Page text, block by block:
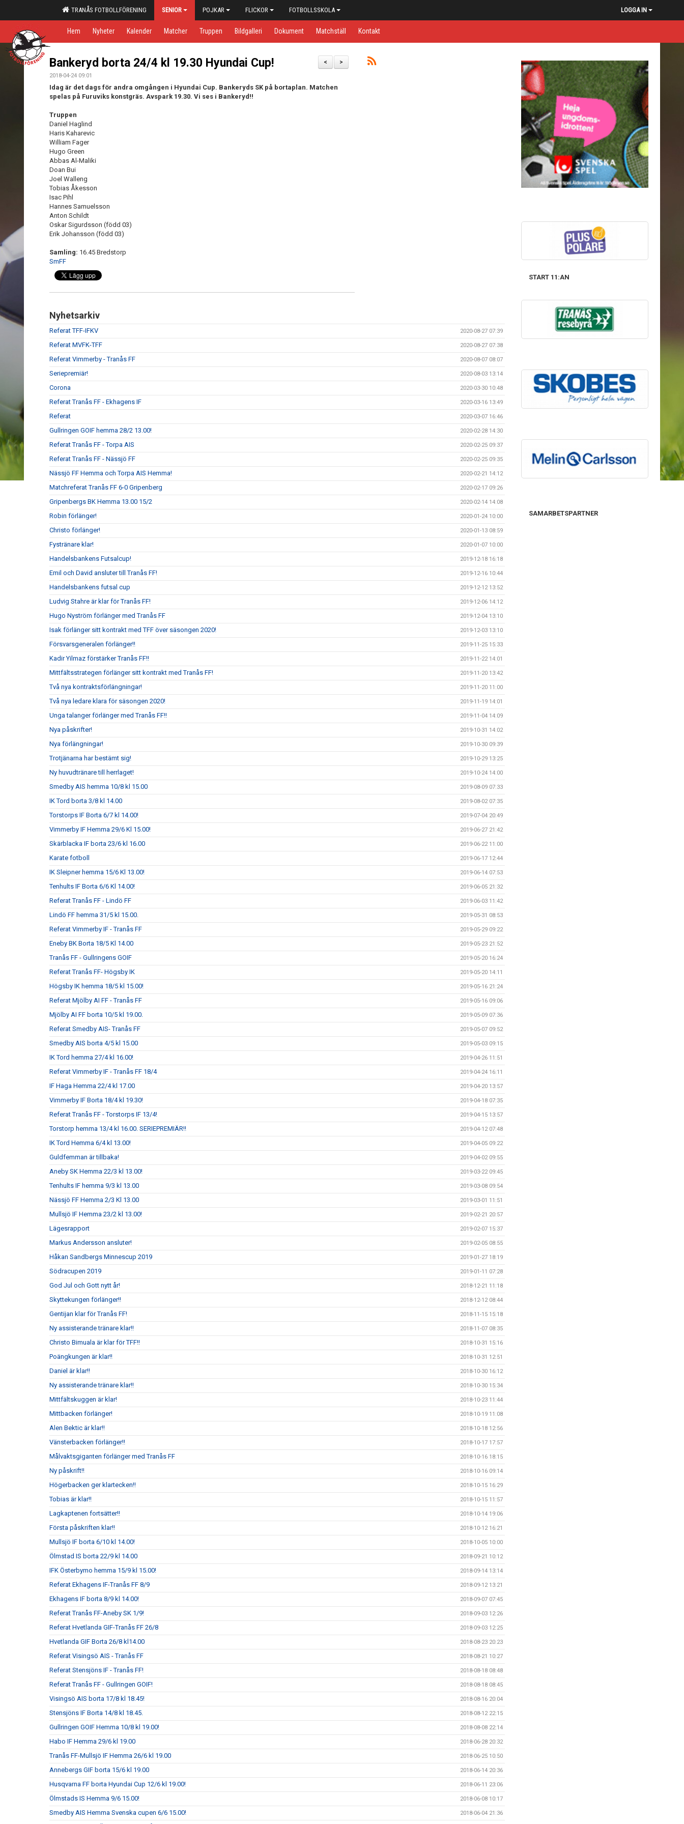
TRANÅS FOTBOLLFÖRENING SENIOR POJKAR FLICKOR FOTBOLLSSKOLA LOGGA IN
Hem Nyheter Kalender Matcher Truppen Bildgalleri Dokument Matchställ Kontakt
>
<
Bankeryd borta 24/4 kl 19.30 Hyundai Cup!
2018-04-24 09:01
Idag är det dags för andra omgången i Hyundai Cup. Bankeryds SK på bortaplan. Matchen
spelas på Furuviks konstgräs. Avspark 19.30. Vi ses i Bankeryd!!
Truppen
Daniel Haglind
Haris Kaharevic
William Fager
Hugo Green
Abbas Al-Maliki
Doan Bui
Joel Walleng
Tobias Åkesson
Isac Pihl
Hannes Samuelsson
Anton Schildt
Oskar Sigurdsson (född 03)
Erik Johansson (född 03)
Samling: 16.45 Bredstorp
SmFF
Nyhetsarkiv
Referat TFF-IFKV 2020-08-27 07:39
Referat MVFK-TFF 2020-08-27 07:38
Referat Vimmerby - Tranås FF 2020-08-07 08:07
Seriepremiär! 2020-08-03 13:14
Corona 2020-03-30 10:48
Referat Tranås FF - Ekhagens IF 2020-03-16 13:49
Referat 2020-03-07 16:46
Gullringen GOIF hemma 28/2 13.00! 2020-02-28 14:30
Referat Tranås FF - Torpa AIS 2020-02-25 09:37
Referat Tranås FF - Nässjö FF 2020-02-25 09:35
Nässjö FF Hemma och Torpa AIS Hemma! 2020-02-21 14:12
Matchreferat Tranås FF 6-0 Gripenberg 2020-02-17 09:26
Gripenbergs BK Hemma 13.00 15/2 2020-02-14 14:08
Robin förlänger! 2020-01-24 10:00
Christo förlänger! 2020-01-13 08:59
Fystränare klar! 2020-01-07 10:00
Handelsbankens Futsalcup! 2019-12-18 16:18
Emil och David ansluter till Tranås FF! 2019-12-16 10:44
Handelsbankens futsal cup 2019-12-12 13:52
Ludvig Stahre är klar för Tranås FF! 2019-12-06 14:12
Hugo Nyström förlänger med Tranås FF 2019-12-04 13:10
Isak förlänger sitt kontrakt med TFF över säsongen 2020! 2019-12-03 13:10
Försvarsgeneralen förlänger!! 2019-11-25 15:33
Kadir Yilmaz förstärker Tranås FF!! 2019-11-22 14:01
Mittfältsstrategen förlänger sitt kontrakt med Tranås FF! 2019-11-20 13:42
Två nya kontraktsförlängningar! 2019-11-20 11:00
Två nya ledare klara för säsongen 2020! 2019-11-19 14:01
Unga talanger förlänger med Tranås FF!! 2019-11-04 14:09
Nya påskrifter! 2019-10-31 14:02
Nya förlängningar! 2019-10-30 09:39
Trotjänarna har bestämt sig! 2019-10-29 13:25
Ny huvudtränare till herrlaget! 2019-10-24 14:00
Smedby AIS hemma 10/8 kl 15.00 2019-08-09 07:33
IK Tord borta 3/8 kl 14.00 2019-08-02 07:35
Torstorps IF Borta 6/7 kl 14.00! 2019-07-04 20:49
Vimmerby IF Hemma 29/6 Kl 15.00! 2019-06-27 21:42
Skärblacka IF borta 23/6 kl 16.00 2019-06-22 11:00
Karate fotboll 2019-06-17 12:44
IK Sleipner hemma 15/6 Kl 13.00! 2019-06-14 07:53
Tenhults IF Borta 6/6 Kl 14.00! 2019-06-05 21:32
Referat Tranås FF - Lindö FF 2019-06-03 11:42
Lindö FF hemma 31/5 kl 15.00. 2019-05-31 08:53
Referat Vimmerby IF - Tranås FF 2019-05-29 09:22
Eneby BK Borta 18/5 Kl 14.00 2019-05-23 21:52
Tranås FF - Gullringens GOIF 2019-05-20 16:24
Referat Tranås FF- Högsby IK 2019-05-20 14:11
Högsby IK hemma 18/5 kl 15.00! 2019-05-16 21:24
Referat Mjölby AI FF - Tranås FF 2019-05-16 09:06
Mjölby AI FF borta 10/5 kl 19.00. 2019-05-09 07:36
Referat Smedby AIS- Tranås FF 2019-05-07 09:52
Smedby AIS borta 4/5 kl 15.00 2019-05-03 09:15
IK Tord hemma 27/4 kl 16.00! 2019-04-26 11:51
Referat Vimmerby IF - Tranås FF 18/4 2019-04-24 16:11
IF Haga Hemma 22/4 kl 17.00 2019-04-20 13:57
Vimmerby IF Borta 18/4 kl 19.30! 2019-04-18 07:35
Referat Tranås FF - Torstorps IF 13/4! 2019-04-15 13:57
Torstorp hemma 13/4 kl 16.00. SERIEPREMIÄR!! 2019-04-12 07:48
IK Tord Hemma 6/4 kl 13.00! 2019-04-05 09:22
Guldfemman är tillbaka! 2019-04-02 09:55
Aneby SK Hemma 22/3 kl 13.00! 2019-03-22 09:45
Tenhults IF hemma 9/3 kl 13.00 2019-03-08 09:54
Nässjö FF Hemma 2/3 Kl 13.00 2019-03-01 11:51
Mullsjö IF Hemma 23/2 kl 13.00! 2019-02-21 20:57
Lägesrapport 2019-02-07 15:37
Markus Andersson ansluter! 2019-02-05 08:55
Håkan Sandbergs Minnescup 2019 2019-01-27 18:19
Södracupen 2019 2019-01-11 07:28
God Jul och Gott nytt år! 2018-12-21 11:18
Skyttekungen förlänger!! 2018-12-12 08:44
Gentijan klar för Tranås FF! 2018-11-15 15:18
Ny assisterande tränare klar!! 2018-11-07 08:35
Christo Bimuala är klar för TFF!! 2018-10-31 15:16
Poängkungen är klar!! 2018-10-31 12:51
Daniel är klar!! 2018-10-30 16:12
Ny assisterande tränare klar!! 2018-10-30 15:34
Mittfältskuggen är klar! 2018-10-23 11:44
Mittbacken förlänger! 2018-10-19 11:08
Alen Bektic är klar!! 2018-10-18 12:56
Vänsterbacken förlänger!! 2018-10-17 17:57
Målvaktsgiganten förlänger med Tranås FF 2018-10-16 18:15
Ny påskrift!! 2018-10-16 09:14
Högerbacken ger klartecken!! 2018-10-15 16:29
Tobias är klar!! 2018-10-15 11:57
Lagkaptenen fortsätter!! 2018-10-14 19:06
Första påskriften klar!! 2018-10-12 16:21
Mullsjö IF borta 6/10 kl 14.00! 2018-10-05 10:00
Ölmstad IS borta 22/9 kl 14.00 2018-09-21 10:12
IFK Österbymo hemma 15/9 kl 15.00! 2018-09-14 13:14
Referat Ekhagens IF-Tranås FF 8/9 2018-09-12 13:21
Ekhagens IF borta 8/9 kl 14.00! 2018-09-07 07:45
Referat Tranås FF-Aneby SK 1/9! 2018-09-03 12:26
Referat Hvetlanda GIF-Tranås FF 26/8 2018-09-03 12:25
Hvetlanda GIF Borta 26/8 kl14.00 2018-08-23 20:23
Referat Visingsö AIS - Tranås FF 2018-08-21 10:27
Referat Stensjöns IF - Tranås FF! 2018-08-18 08:48
Referat Tranås FF - Gullringen GOIF! 2018-08-18 08:45
Visingsö AIS borta 17/8 kl 18.45! 2018-08-16 20:04
Stensjöns IF Borta 14/8 kl 18.45. 2018-08-12 22:15
Gullringen GOIF Hemma 10/8 kl 19.00! 2018-08-08 22:14
Habo IF Hemma 29/6 kl 19.00 2018-06-28 20:32
Tranås FF-Mullsjö IF Hemma 26/6 kl 19.00 2018-06-25 10:50
Annebergs GIF borta 15/6 kl 19.00 2018-06-14 20:36
Husqvarna FF borta Hyundai Cup 12/6 kl 19.00! 2018-06-11 23:06
Ölmstads IS Hemma 9/6 15.00! 2018-06-08 10:17
Smedby AIS Hemma Svenska cupen 6/6 15.00! 2018-06-04 21:36
START 11:AN
SAMARBETSPARTNER